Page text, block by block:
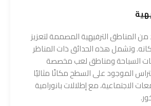
من المناطق الترفيهية المصممة لتعزيز
وتشمل هذه الحدائق ذات المناظر
السباحة ومناطق لعب مخصصة
الموجود على السطح مكانًا مثاليًا
الاجتماعية، مع إطلالات بانورامية